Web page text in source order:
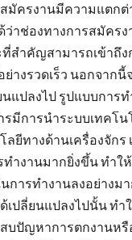
มัครงานมีความแตกต่
ว่าช่องทางการสมัคร
สำคัญสามารถเข้าถึง
างรวดเร็ว นอกจากนี้
แปลงไป รูปแบบการท
มีการนำระบบเทคโน
ยีทางด้านเครื่องจักร
ำงานมากยิ่งขึ้น ทำใ
ารทำงานลงอย่างมา
เปลี่ยนแปลงไปนั้น ทำ
บปัญหาการตกงานหรื